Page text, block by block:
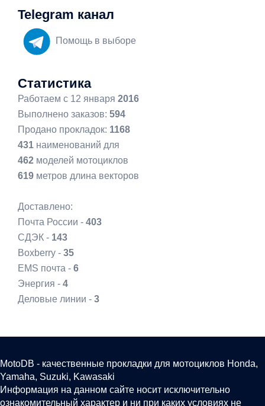
Telegram канал
Помощь в выборе
Статистика
Работаем с 12 января 2016
Выполнено заказов: 594
Продано прокладок: 1168
431 наименований для
462 моделей мотоциклов
619 метров длина векторов
Доставлено:
Почта России - 403
СДЭК - 143
Boxberry - 35
EMS почта - 6
Энергия - 4
Деловые линии - 3
MotoDB - качественные прокладки для мотоциклов Honda,
Yamaha, Suzuki, Kawasaki
Информация на данном сайте носит исключительно
ознакомительный характер и ни при каких условиях не